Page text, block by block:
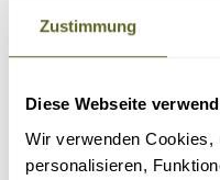
Zustimmung
Diese Webseite
Wir verwenden Cookies,
personalisieren,